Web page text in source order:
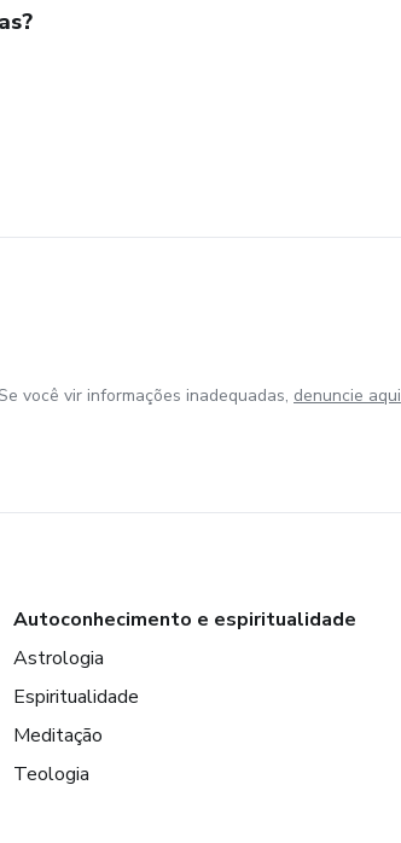
você vir informações inadequadas, denuncie aqui
Autoconhecimento e espiritualidade
Astrologia
Espiritualidade
Meditação
Teologia